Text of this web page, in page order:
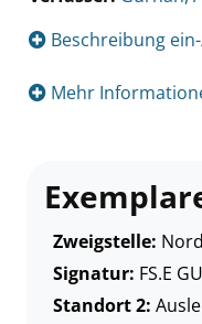
Beschreibung
Mehr
Zweigstelle:
Signatur: FS.E
Standort 2: